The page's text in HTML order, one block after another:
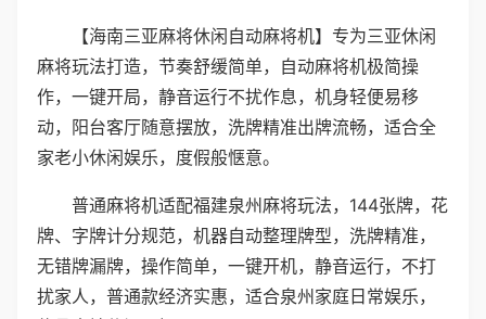
【海南三亚麻将休闲自动麻将机】专为三亚休闲
麻将玩法打造，节奏舒缓简单，自动麻将机极简操
作，一键开局，静音运行不扰作息，机身轻便易移
动，阳台客厅随意摆放，洗牌精准出牌流畅，适合全
家老小休闲娱乐，度假般惬意。
普通麻将机适配福建泉州麻将玩法，144张牌，花
牌、字牌计分规范，机器自动整理牌型，洗牌精准，
无错牌漏牌，操作简单，一键开机，静音运行，不打
扰家人，普通款经济实惠，适合泉州家庭日常娱乐，